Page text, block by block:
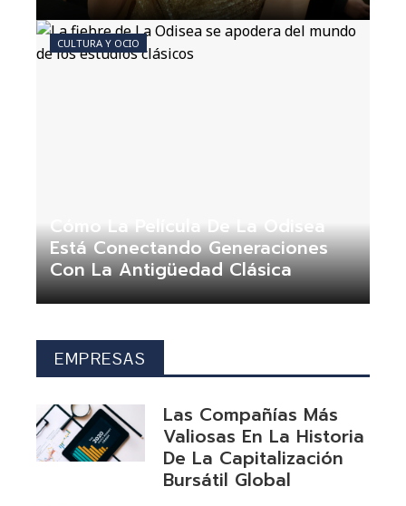
Claudia Nogueira Hace 1 mes
Cómo La Película De La Odisea
Está Conectando Generaciones
Con La Antigüedad Clásica
Claudia Nogueira Hace 1 mes
CULTURA Y OCIO
EMPRESAS
Las Compañías Más
Valiosas En La Historia
De La Capitalización
Bursátil Global